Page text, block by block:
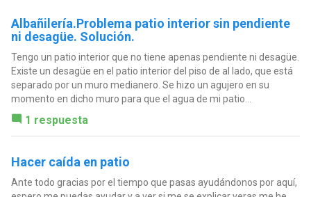
Albañilería.Problema patio interior sin pendiente
ni desagüe. Solución.
Tengo un patio interior que no tiene apenas pendiente ni desagüe.
Existe un desagüe en el patio interior del piso de al lado, que está
separado por un muro medianero. Se hizo un agujero en su
momento en dicho muro para que el agua de mi patio...
1 respuesta
Hacer caída en patio
Ante todo gracias por el tiempo que pasas ayudándonos por aquí,